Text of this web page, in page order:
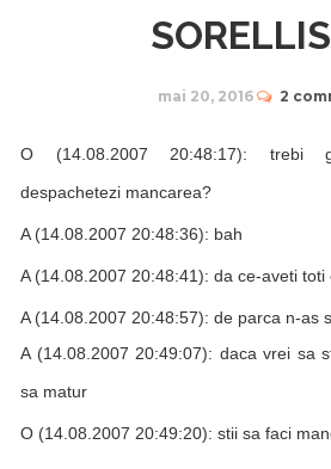
mai 20, 2016 2
O (14.08.2007 20:48:17): trebi
despachetezi mancarea?
A (14.08.2007 20:48:36): bah
A (14.08.2007 20:48:41): da ce-aveti toti
A (14.08.2007 20:48:57): de parca n-as
A (14.08.2007 20:49:07): daca vrei sa
sa matur
O (14.08.2007 20:49:20): stii sa faci